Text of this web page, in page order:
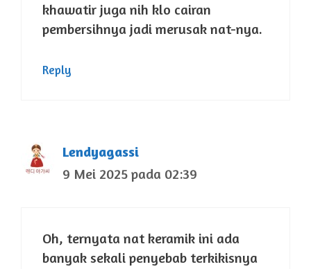
khawatir juga nih klo cairan
pembersihnya jadi merusak nat-nya.
Reply
Lendyagassi
9 Mei 2025 pada 02:39
Oh, ternyata nat keramik ini ada
banyak sekali penyebab terkikisnya